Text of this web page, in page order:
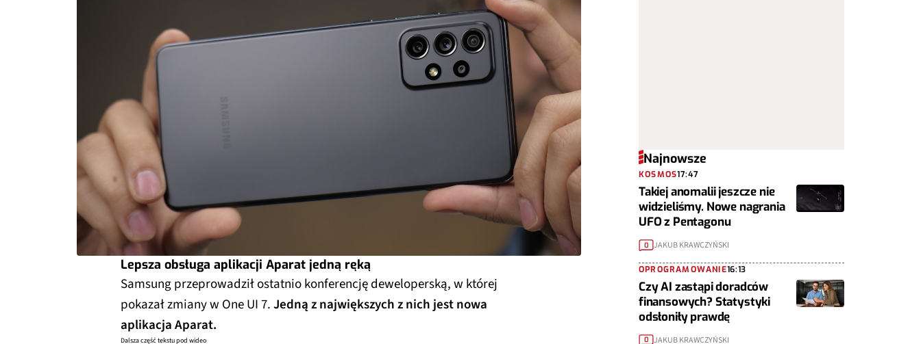
Lepsza obsługa aplikacji Aparat jedną ręką
Samsung przeprowadził ostatnio konferencję deweloperską, w której
pokazał zmiany w One UI 7.Jedną z największych z nich jest nowa
aplikacja Aparat.
Dalsza część tekstu pod wideo
Najnowsze
KOSMOS17:47
Takiej anomalii jeszcze nie
widzieliśmy. Nowe nagrania
UFO z Pentagonu
0 JAKUB KRAWCZYŃSKI
OPROGRAMOWANIE16:13
Czy AI zastąpi doradców
finansowych? Statystyki
odsłoniły prawdę
0 JAKUB KRAWCZYŃSKI